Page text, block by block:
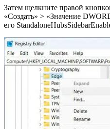
Затем щелкните правой
«Создать» > «Значение
его